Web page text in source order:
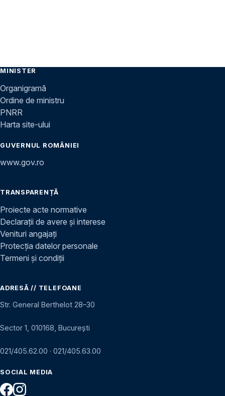
MINISTER
Organigramă
Ordine de ministru
PNRR
Harta site-ului
GUVERNUL ROMÂNIEI
www.gov.ro
TRANSPARENȚĂ
Proiecte acte normative
Declarații de avere și interese
Venituri angajați
Protecția datelor personale
Termeni și condiții
ADRESĂ // TELEFOANE
Str. General Berthelot 28–30
Sector 1, 010168, București
021/405.62.00 · 021/405.63.00
SOCIAL MEDIA